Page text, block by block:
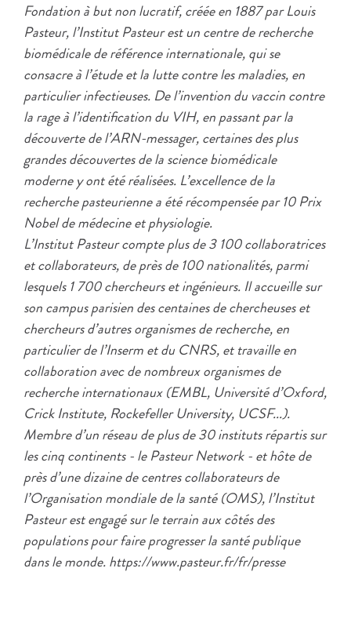
Fondation à but non lucratif, créée en 1887 par Louis
Pasteur, l’Institut Pasteur est un centre de recherche
biomédicale de référence internationale, qui se
consacre à l’étude et la lutte contre les maladies, en
particulier infectieuses. De l’invention du vaccin contre
la rage à l’identification du VIH, en passant par la
découverte de l’ARN-messager, certaines des plus
grandes découvertes de la science biomédicale
moderne y ont été réalisées. L’excellence de la
recherche pasteurienne a été récompensée par 10 Prix
Nobel de médecine et physiologie.
L’Institut Pasteur compte plus de 3 100 collaboratrices
et collaborateurs, de près de 100 nationalités, parmi
lesquels 1 700 chercheurs et ingénieurs. Il accueille sur
son campus parisien des centaines de chercheuses et
chercheurs d’autres organismes de recherche, en
particulier de l’Inserm et du CNRS, et travaille en
collaboration avec de nombreux organismes de
recherche internationaux (EMBL, Université d’Oxford,
Crick Institute, Rockefeller University, UCSF...).
Membre d’un réseau de plus de 30 instituts répartis sur
les cinq continents - le Pasteur Network - et hôte de
près d’une dizaine de centres collaborateurs de
l’Organisation mondiale de la santé (OMS), l’Institut
Pasteur est engagé sur le terrain aux côtés des
populations pour faire progresser la santé publique
dans le monde. https://www.pasteur.fr/fr/presse